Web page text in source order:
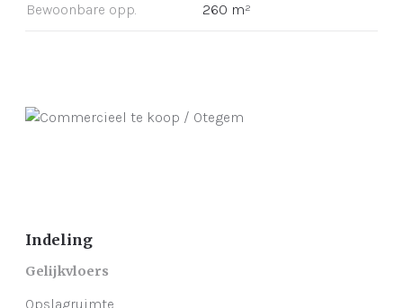
Bewoonbare opp. 260 m²
Indeling
Gelijkvloers
Opslagruimte